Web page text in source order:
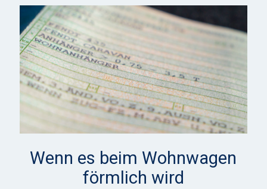
Wenn es beim Wohnwagen
förmlich wird